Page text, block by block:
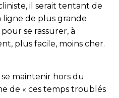
il serait tentant de
ligne de plus grande
se rassurer, à
plus facile, moins cher.
maintenir hors du
de « ces temps troublés